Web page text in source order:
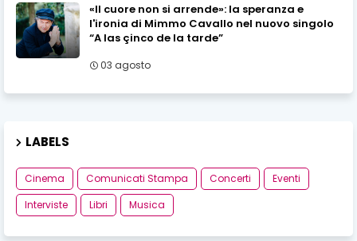
«Il cuore non si arrende»: la speranza e
l'ironia di Mimmo Cavallo nel nuovo singolo
“A las çinco de la tarde”
03 agosto
LABELS
Cinema Comunicati Stampa Concerti
Eventi
Interviste
Libri Musica